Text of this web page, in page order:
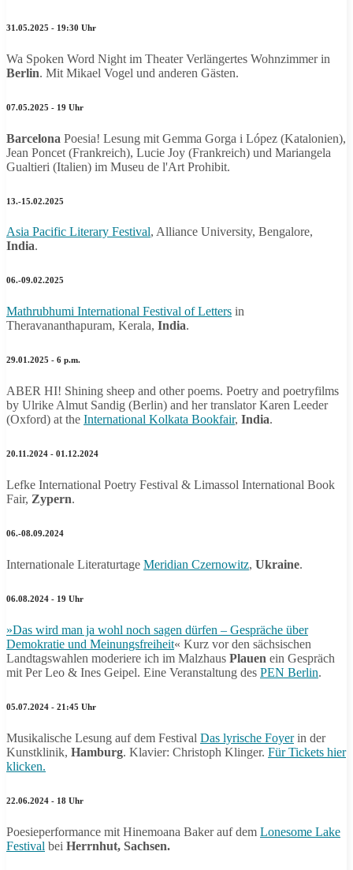
31.05.2025 - 19:30 Uhr
Wa Spoken Word Night im Theater Verlängertes Wohnzimmer in
Berlin. Mit Mikael Vogel und anderen Gästen.
07.05.2025 - 19 Uhr
Barcelona Poesia! Lesung mit Gemma Gorga i López (Katalonien),
Jean Poncet (Frankreich), Lucie Joy (Frankreich) und Mariangela
Gualtieri (Italien) im Museu de l'Art Prohibit.
13.-15.02.2025
Asia Pacific Literary Festival, Alliance University, Bengalore,
India.
06.-09.02.2025
Mathrubhumi International Festival of Letters in
Theravananthapuram, Kerala, India.
29.01.2025 - 6 p.m.
ABER HI! Shining sheep and other poems. Poetry and poetryfilms
by Ulrike Almut Sandig (Berlin) and her translator Karen Leeder
(Oxford) at the International Kolkata Bookfair, India.
20.11.2024 - 01.12.2024
Lefke International Poetry Festival & Limassol International Book
Fair, Zypern.
06.-08.09.2024
Internationale Literaturtage Meridian Czernowitz, Ukraine.
06.08.2024 - 19 Uhr
»Das wird man ja wohl noch sagen dürfen – Gespräche über
Demokratie und Meinungsfreiheit« Kurz vor den sächsischen
Landtagswahlen moderiere ich im Malzhaus Plauen ein Gespräch
mit Per Leo & Ines Geipel. Eine Veranstaltung des PEN Berlin.
05.07.2024 - 21:45 Uhr
Musikalische Lesung auf dem Festival Das lyrische Foyerin der
Kunstklinik, Hamburg. Klavier: Christoph Klinger. Für Tickets hier
klicken.
22.06.2024 - 18 Uhr
Poesieperformance mit Hinemoana Baker auf dem Lonesome Lake
Festival bei Herrnhut, Sachsen.